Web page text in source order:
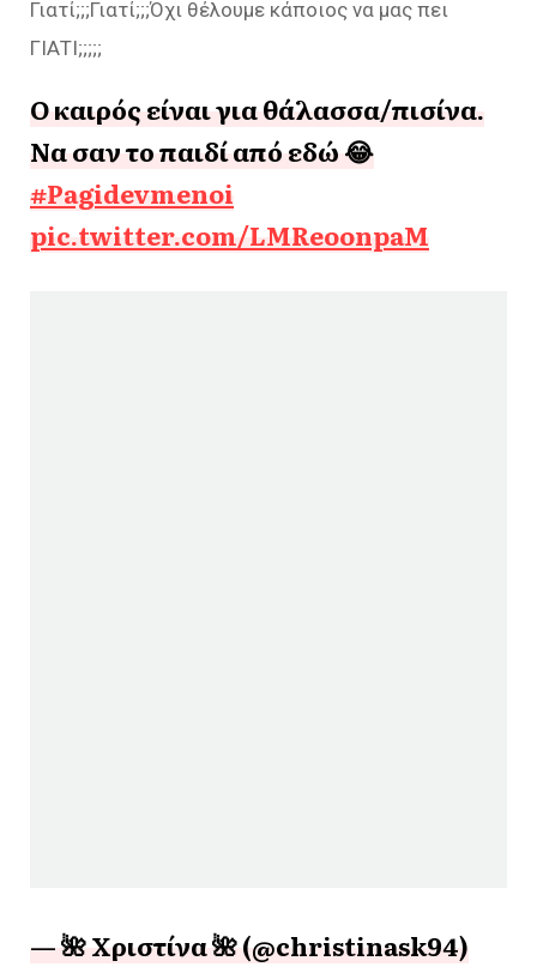
Γιατί;;;Γιατί;;;Όχι θέλουμε κάποιος να μας πει
ΓΙΑΤΙ;;;;;
Ο καιρός είναι για θάλασσα/πισίνα.
Να σαν το παιδί από εδώ 😂
#Pagidevmenoi
pic.twitter.com/LMReoonpaM
— 🌺 Χριστίνα 🌺 (@christinask94)